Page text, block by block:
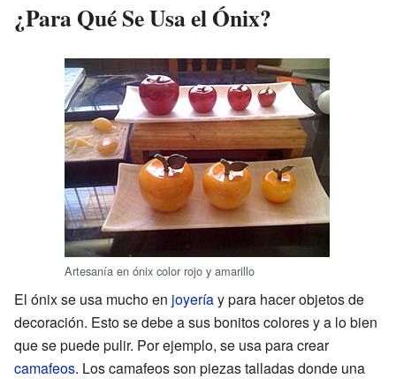
¿Para Qué Se Usa el Ónix?
Artesanía en ónix color rojo y amarillo
El ónix se usa mucho en joyeríay para hacer objetos de
decoración. Esto se debe a sus bonitos colores y a lo bien
que se puede pulir. Por ejemplo, se usa para crear
camafeos. Los camafeos son piezas talladas donde una